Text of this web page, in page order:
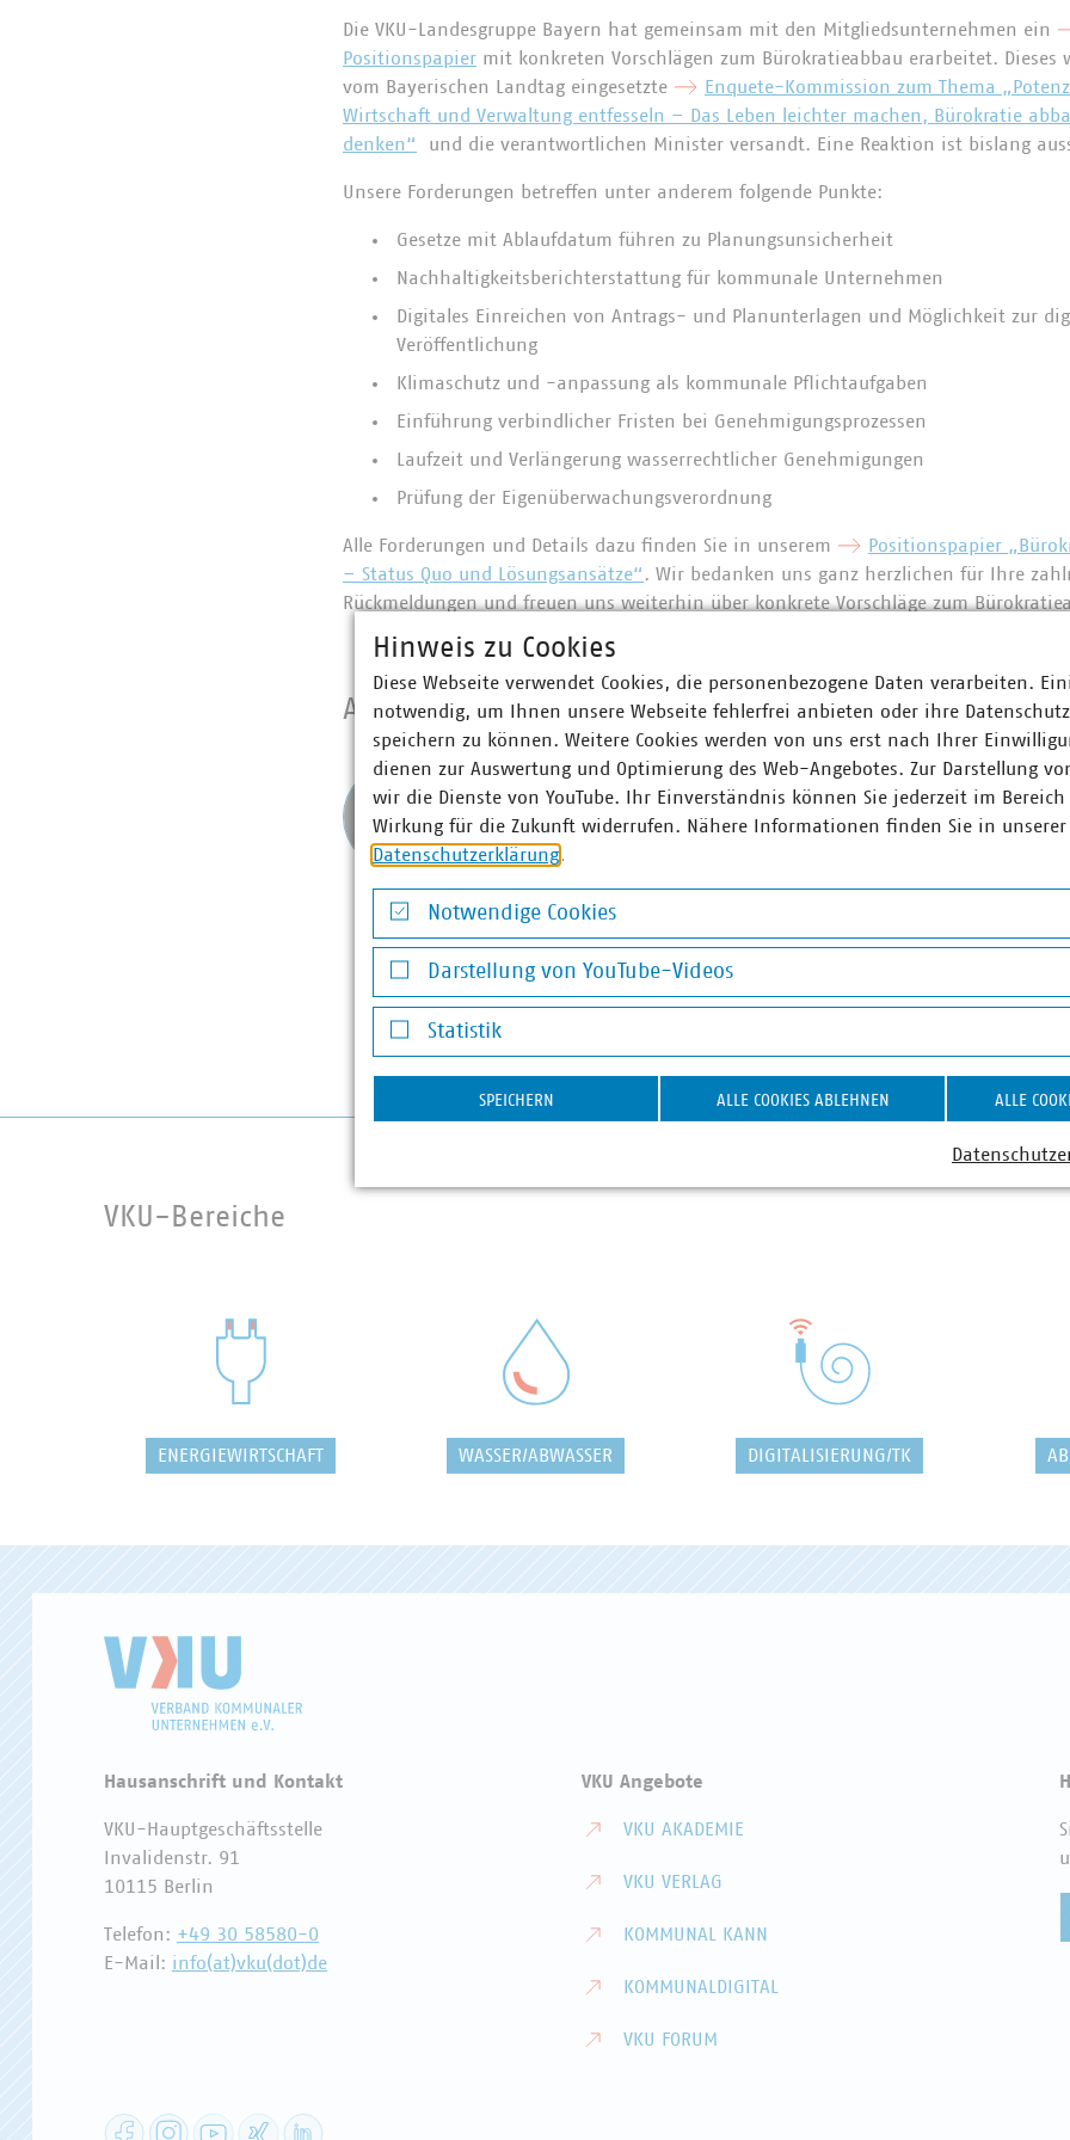
Die VKU-Landesgruppe Bayern hat gemeinsam mit den Mitgliedsunternehmen ein
Positionspapier mit konkreten Vorschlägen zum Bürokratieabbau erarbeitet. Dieses
vom Bayerischen Landtag eingesetzte
Enquete-Kommission zum Thema
Wirtschaft und Verwaltung entfesseln – Das Leben leichter machen, Bürokratie
denken“
und die verantwortlichen Minister versandt. Eine Reaktion ist bislang
Unsere Forderungen betreffen unter anderem folgende Punkte:
Gesetze mit Ablaufdatum führen zu Planungsunsicherheit
Nachhaltigkeitsberichterstattung für kommunale Unternehmen
Digitales Einreichen von Antrags- und Planunterlagen und Möglichkeit zur
Veröffentlichung
Klimaschutz und -anpassung als kommunale Pflichtaufgaben
Einführung verbindlicher Fristen bei Genehmigungsprozessen
Laufzeit und Verlängerung wasserrechtlicher Genehmigungen
Prüfung der Eigenüberwachungsverordnung
Alle Forderungen und Details dazu finden Sie in unserem
Positionspapier
– Status Quo und Lösungsansätze“ . Wir bedanken uns ganz herzlichen für Ihre
Rückmeldungen und freuen uns weiterhin über konkrete Vorschläge zum
Ansprechpartner
Moritz Englberger Maluska
+49 89 2361 5321
maluska(at)vku(dot)de
Anne-
Senior-
VKU-Bereiche
ENERGIEWIRTSCHAFT WASSER/ABWASSER DIGITALISIERUNG/TK
Hausanschrift und Kontakt
VKU-Hauptgeschäftsstelle
Invalidenstr. 91
10115 Berlin
Telefon: +49 30 58580-0
E-Mail: info(at)vku(dot)de
VKU Angebote
VKU AKADEMIE
VKU VERLAG
KOMMUNAL KANN
KOMMUNALDIGITAL
VKU FORUM
FacebookInstagramYouTube XING
Hinweis zu Cookies
Diese Webseite verwendet Cookies, die personenbezogene Daten verarbeiten.
notwendig, um Ihnen unsere Webseite fehlerfrei anbieten oder ihre
speichern zu können. Weitere Cookies werden von uns erst nach Ihrer
dienen zur Auswertung und Optimierung des Web-Angebotes. Zur Darstellung
wir die Dienste von YouTube. Ihr Einverständnis können Sie jederzeit im
Wirkung für die Zukunft widerrufen. Nähere Informationen finden Sie in unserer
Datenschutzerklärung.
Notwendige Cookies
Notwendige Cookies
Darstellung von YouTube-Videos
Darstellung von YouTube-Videos
Statistik
Statistik
SPEICHERN ALLE COOKIES ABLEHNEN ALLE